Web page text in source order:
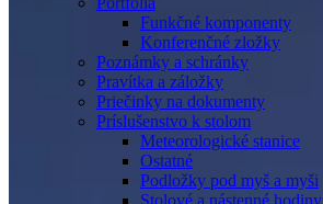
Funkčné komponenty
Konferenčné zložky
Poznámky a schránky
Pravítka a záložky
Priečinky na dokumenty
Príslušenstvo k stolom
Meteorologické stanice
Ostatné
Podložky pod myš a myši
Stolové a nástenné hodiny